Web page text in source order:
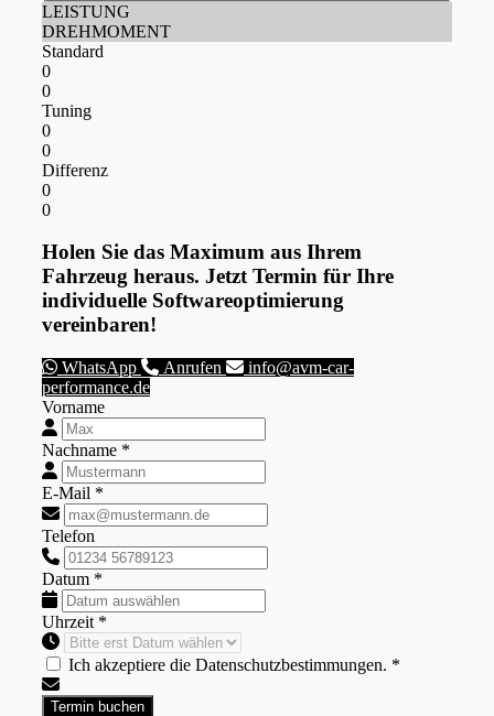
LEISTUNG
DREHMOMENT
Standard
0
0
Tuning
0
0
Differenz
0
0
Holen Sie das Maximum aus Ihrem
Fahrzeug heraus. Jetzt Termin für Ihre
individuelle Softwareoptimierung
vereinbaren!
WhatsApp Anrufen
info@avm-car-
performance.de
Vorname
Nachname *
E-Mail *
Telefon
Datum *
Uhrzeit *
Ich akzeptiere die Datenschutzbestimmungen. *